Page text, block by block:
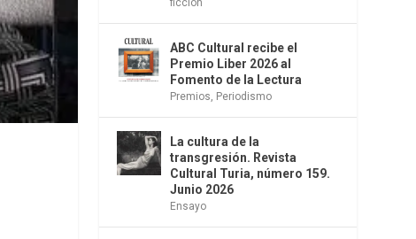
ABC Cultural recibe el
Premio Liber 2026 al
Fomento de la Lectura
Premios Periodismo
La cultura de la
transgresión. Revista
Cultural Turia, número 159.
Junio 2026
Ensayo